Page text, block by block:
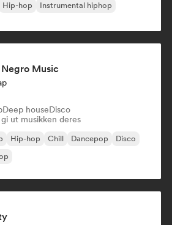
Hip-hop
Instrumental hiphop
Music
Deep houseDisco
ut musikken deres
Hip-hop Chill Dancepop
Disco